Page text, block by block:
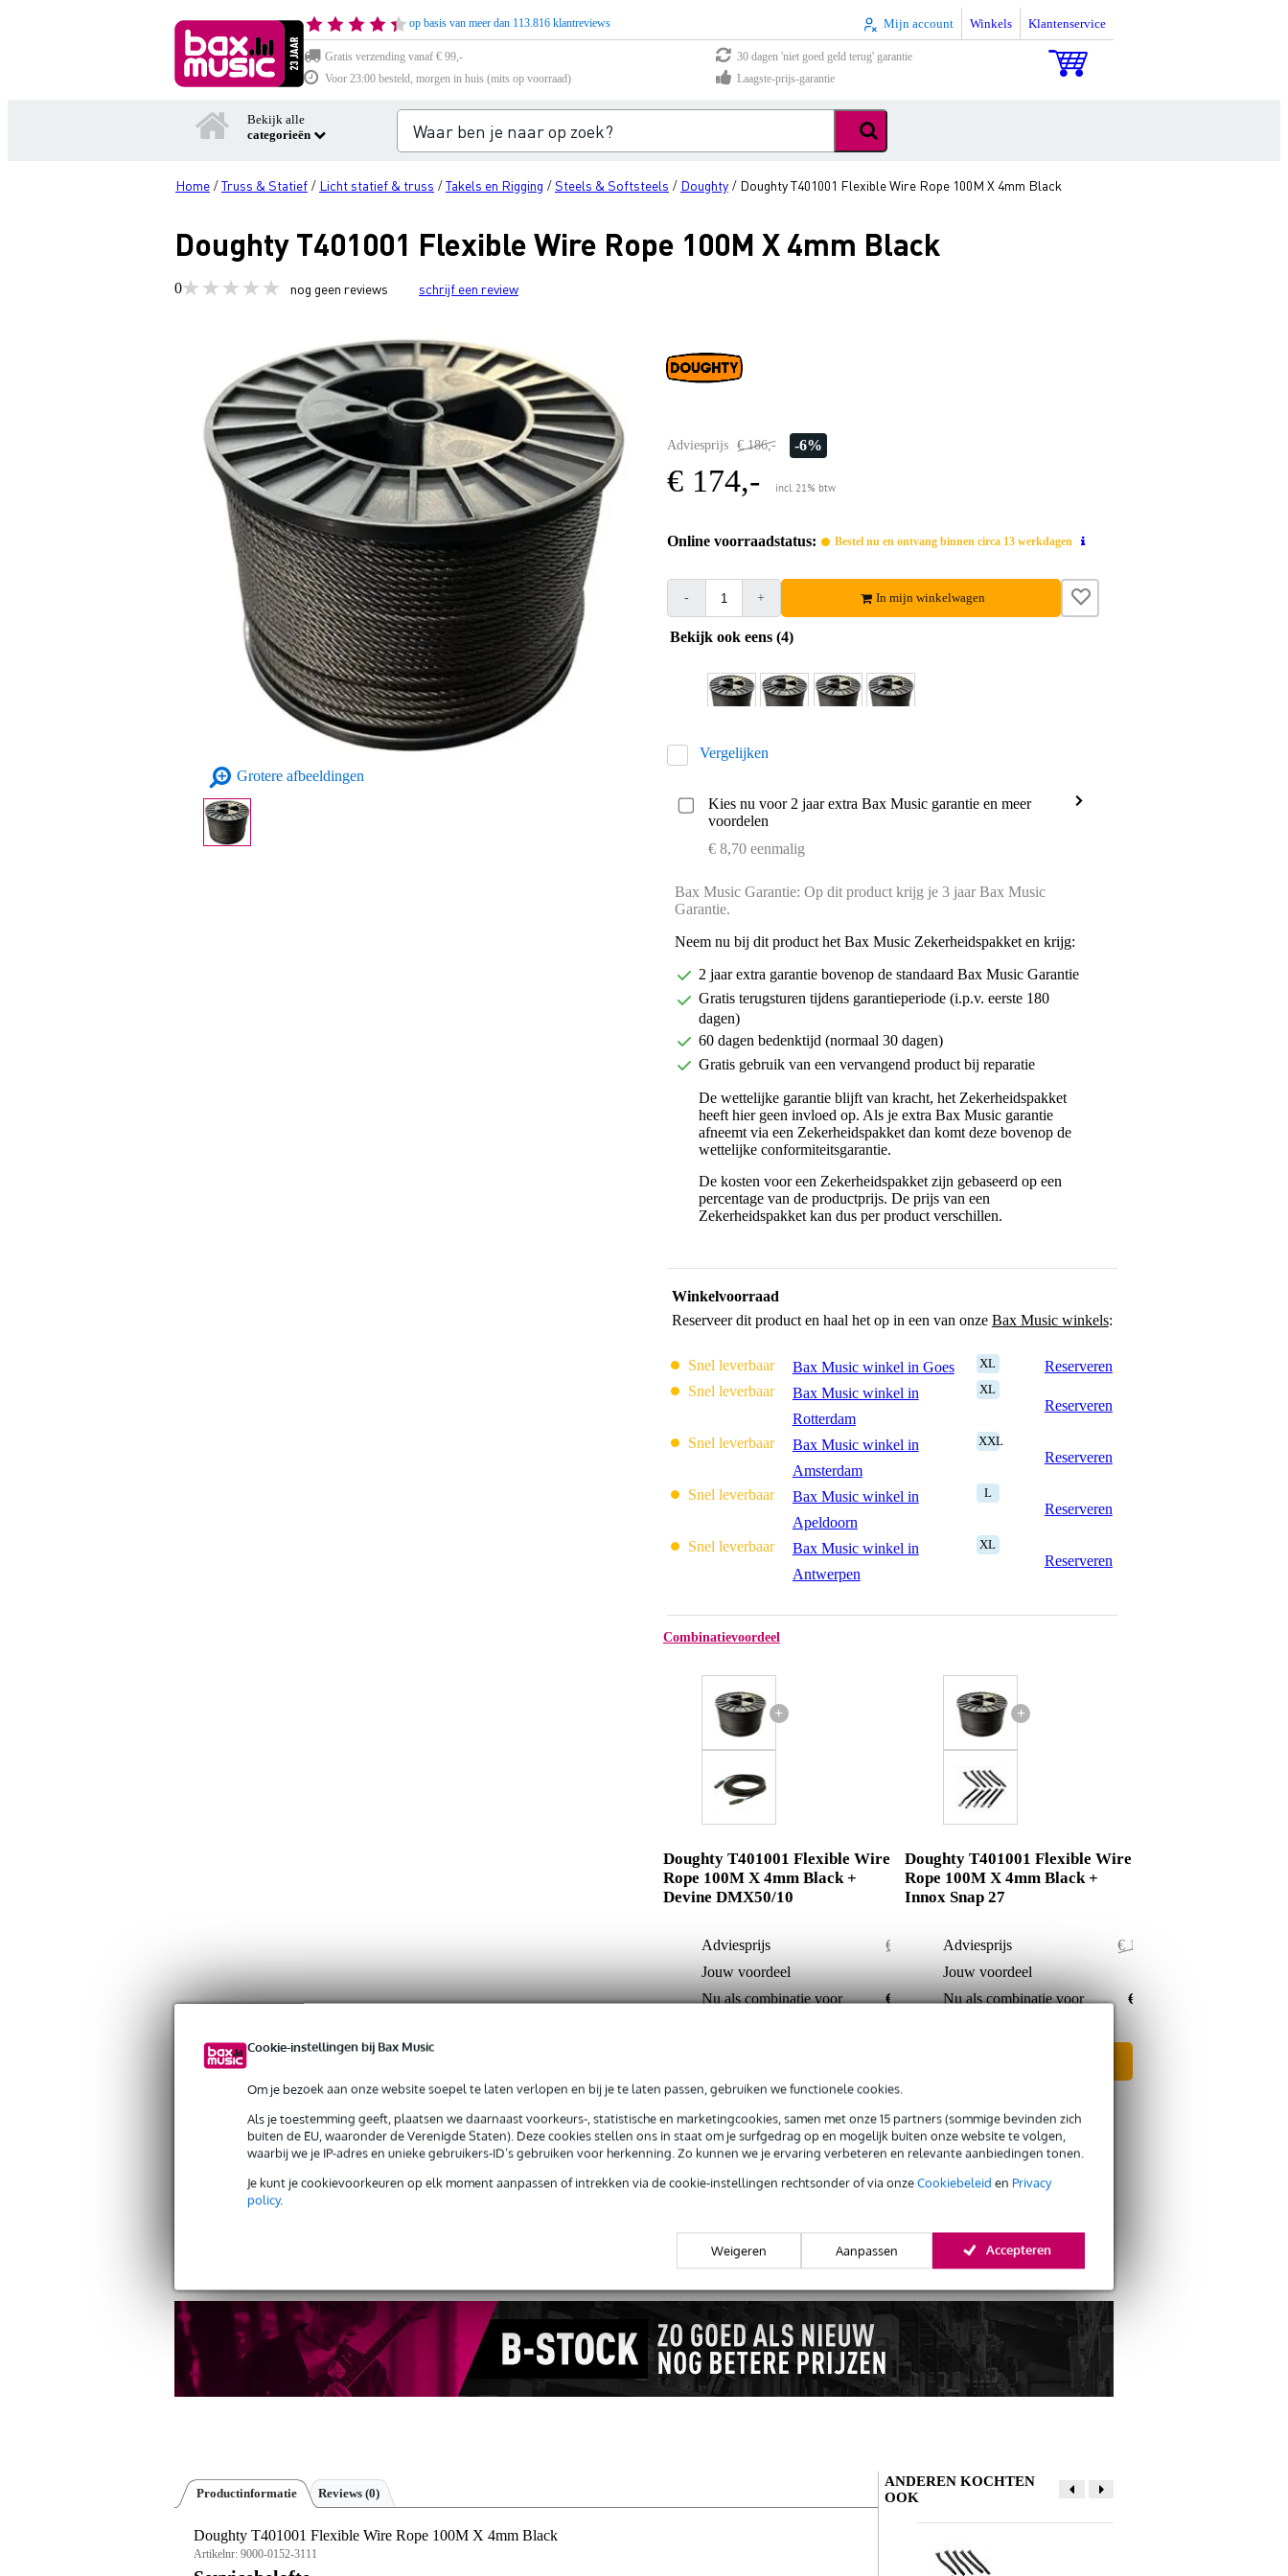
Cookie-instellingen bij Bax Music
Om je bezoek aan onze website soepel te laten verlopen en bij je te laten passen, gebruiken we functionele cookies.
Als je toestemming geeft, plaatsen we daarnaast voorkeurs-, statistische en marketingcookies, samen met onze 15 partners (sommige bevinden zich
buiten de EU, waaronder de Verenigde Staten). Deze cookies stellen ons in staat om je surfgedrag op en mogelijk buiten onze website te volgen,
waarbij we je IP-adres en unieke gebruikers-ID’s gebruiken voor herkenning. Zo kunnen we je ervaring verbeteren en relevante aanbiedingen tonen.
Je kunt je cookievoorkeuren op elk moment aanpassen of intrekken via de cookie-instellingen rechtsonder of via onzeCookiebeleid en Privacy
policy.
Weigeren Aanpassen Accepteren
op basis van meer dan 113.816 klantreviews Mijn account Winkels Klantenservice
Gratis verzending vanaf € 99,-
30 dagen 'niet goed geld terug' garantie
Voor 23:00 besteld, morgen in huis (mits op voorraad)
Laagste-prijs-garantie
Bekijk alle
categorieën
Home /Truss & Statief / Licht statief & truss /Takels en Rigging /Steels & Softsteels / Doughty / Doughty T401001 Flexible Wire Rope 100M X 4mm Black
Doughty T401001 Flexible Wire Rope 100M X 4mm Black
0 nog geen reviews schrijf een review
Grotere afbeeldingen
Adviesprijs € 186,- -6%
€ 174,- incl. 21% btw
Online voorraadstatus: Bestel nu en ontvang binnen circa 13 werkdagen
- + In mijn winkelwagen
Bekijk ook eens (4)
Vergelijken
Kies nu voor 2 jaar extra Bax Music garantie en meer
voordelen
€ 8,70 eenmalig
Bax Music Garantie: Op dit product krijg je 3 jaar Bax Music
Garantie.
Neem nu bij dit product het Bax Music Zekerheidspakket en krijg:
2 jaar extra garantie bovenop de standaard Bax Music Garantie
Gratis terugsturen tijdens garantieperiode (i.p.v. eerste 180
dagen)
60 dagen bedenktijd (normaal 30 dagen)
Gratis gebruik van een vervangend product bij reparatie
De wettelijke garantie blijft van kracht, het Zekerheidspakket
heeft hier geen invloed op. Als je extra Bax Music garantie
afneemt via een Zekerheidspakket dan komt deze bovenop de
wettelijke conformiteitsgarantie.
De kosten voor een Zekerheidspakket zijn gebaseerd op een
percentage van de productprijs. De prijs van een
Zekerheidspakket kan dus per product verschillen.
Winkelvoorraad
Reserveer dit product en haal het op in een van onze Bax Music winkels:
Snel leverbaar Bax Music winkel in Goes XL
Reserveren
Snel leverbaar
Bax Music winkel in
Rotterdam
XL
Reserveren
Snel leverbaar
Bax Music winkel in
Amsterdam
XXL
Reserveren
Snel leverbaar
Bax Music winkel in
Apeldoorn
L
Reserveren
Snel leverbaar
Bax Music winkel in
Antwerpen
XL
Reserveren
Combinatievoordeel
+
Doughty T401001 Flexible Wire
Rope 100M X 4mm Black +
Devine DMX50/10
Adviesprijs
€ 203,-
Jouw voordeel
Nu als combinatie voor
€ 197,-
+
Doughty T401001 Flexible Wire
Rope 100M X 4mm Black +
Innox Snap 27
Adviesprijs
€ 179,50
Jouw voordeel
Nu als combinatie voor
€ 178,-
Productinformatie
Gratis verzending vanaf € 99,-
Productinformatie Reviews (0)
Doughty T401001 Flexible Wire Rope 100M X 4mm Black
Artikelnr: 9000-0152-3111 Schrijf zelf een review
ANDEREN KOCHTEN
OOK